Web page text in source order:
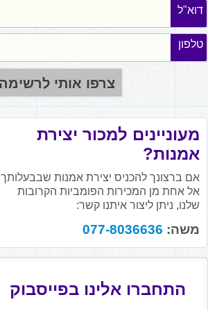
דוא"ל
טלפון
מעוניינים למכור יצירת
אמנות?
אם ברצונך להכניס יצירת אמנות שבבעלותך
אל אחת מן המכירות הפומביות הקרובות
שלנו, ניתן ליצור איתנו קשר:
משה: 077-8036636
התחברו אלינו בפייסבוק